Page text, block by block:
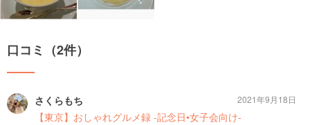
口コミ（2件）
さくらもち
【東京】おしゃれグルメ録 -記念日•女子会向け-
2021年9月18日